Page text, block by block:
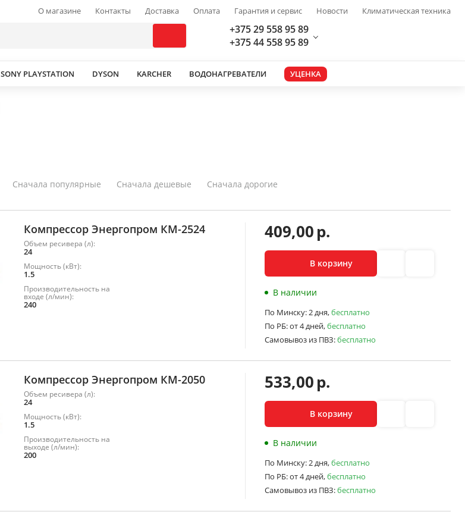
О магазине Контакты Доставка Оплата Гарантия и сервис Новости Климатическая техника
+375 29 558 95 89
+375 44 558 95 89
SONY PLAYSTATION DYSON KARCHER ВОДОНАГРЕВАТЕЛИ УЦЕНКА
Сначала популярные Сначала дешевые Сначала дорогие
Компрессор Энергопром КМ-2524
Объем ресивера (л):
24
Мощность (кВт):
1.5
Производительность на
входе (л/мин):
240
409,00р.
В корзину
В наличии
По Минску: 2 дня,бесплатно
По РБ:от 4 дней,бесплатно
Самовывоз из ПВЗ:бесплатно
Компрессор Энергопром КМ-2050
Объем ресивера (л):
24
Мощность (кВт):
1.5
Производительность на
выходе (л/мин):
200
533,00р.
В корзину
В наличии
По Минску: 2 дня,бесплатно
По РБ:от 4 дней,бесплатно
Самовывоз из ПВЗ:бесплатно